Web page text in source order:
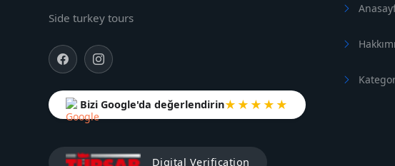
Side turkey tours
Bizi Google'da değerlendirin★★★★★
Digital Verification